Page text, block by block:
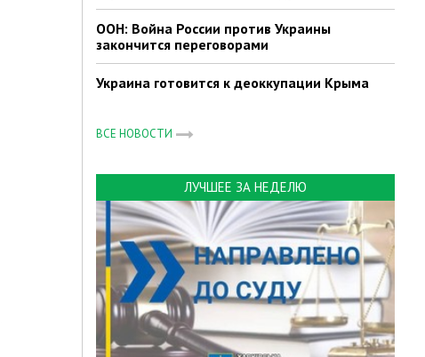
ООН: Война России против Украины
закончится переговорами
Украина готовится к деоккупации Крыма
ВСЕ НОВОСТИ
ЛУЧШЕЕ ЗА НЕДЕЛЮ